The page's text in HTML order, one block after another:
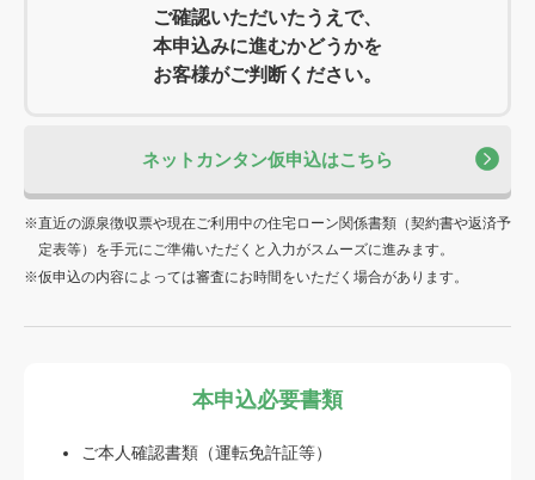
ご確認いただいたうえで、
本申込みに進むかどうかを
お客様がご判断ください。
ネットカンタン仮申込はこちら
直近の源泉徴収票や現在ご利用中の住宅ローン関係書類（契約書や返済予
定表等）を手元にご準備いただくと入力がスムーズに進みます。
仮申込の内容によっては審査にお時間をいただく場合があります。
本申込必要書類
ご本人確認書類（運転免許証等）